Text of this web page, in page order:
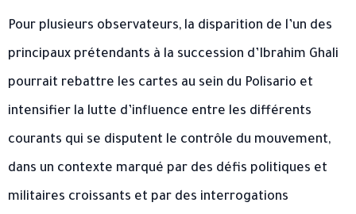
Pour plusieurs observateurs, la disparition de l’un des
principaux prétendants à la succession d’Ibrahim Ghali
pourrait rebattre les cartes au sein du Polisario et
intensifier la lutte d’influence entre les différents
courants qui se disputent le contrôle du mouvement,
dans un contexte marqué par des défis politiques et
militaires croissants et par des interrogations